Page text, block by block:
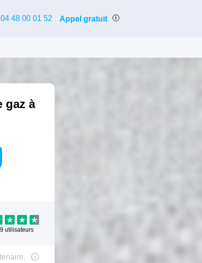
04 48 00 01 52 Appel gratuit